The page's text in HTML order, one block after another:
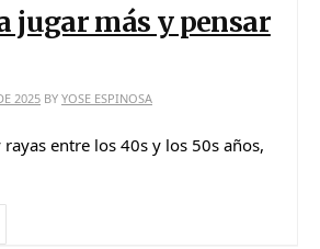
jugar más y pensar
2025 BY YOSE ESPINOSA
entre los 40s y los 50s años,